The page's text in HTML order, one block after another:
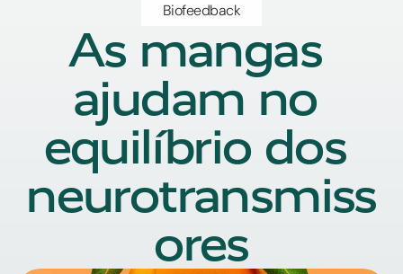
Biofeedback
As mangas
ajudam no
equilíbrio dos
neurotransmiss
ores